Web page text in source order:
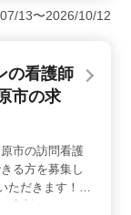
、駅チカでア
。柔軟な働き
1,400円〜
され、福利厚
できる環境
ョンでの勤
談、点滴、服
ます。小田
います。訪問
寄り添った
13〜2026/10/12
の看護師
市の求
市の訪問看護
る方を募集し
ただきます！